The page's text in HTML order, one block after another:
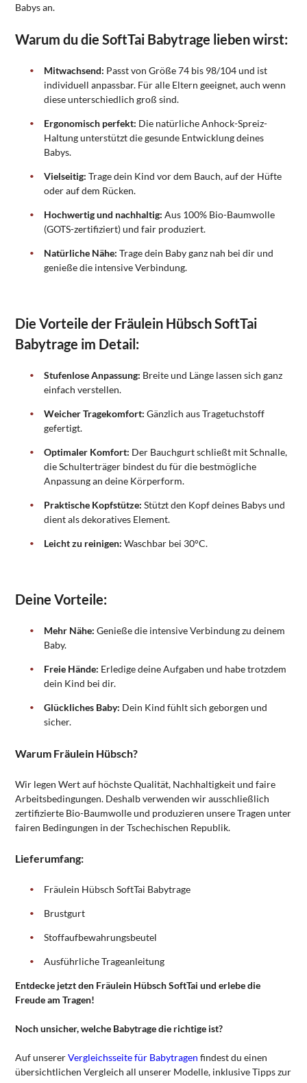
Babys an.
Warum du die SoftTai Babytrage lieben wirst:
Mitwachsend: Passt von Größe 74 bis 98/104 und ist
individuell anpassbar. Für alle Eltern geeignet, auch wenn
diese unterschiedlich groß sind.
Ergonomisch perfekt: Die natürliche Anhock-Spreiz-
Haltung unterstützt die gesunde Entwicklung deines
Babys.
Vielseitig:Trage dein Kind vor dem Bauch, auf der Hüfte
oder auf dem Rücken.
Hochwertig und nachhaltig:Aus 100% Bio-Baumwolle
(GOTS-zertifiziert) und fair produziert.
Natürliche Nähe:Trage dein Baby ganz nah bei dir und
genieße die intensive Verbindung.
Die Vorteile der Fräulein Hübsch SoftTai
Babytrage im Detail:
Stufenlose Anpassung: Breite und Länge lassen sich ganz
einfach verstellen.
Weicher Tragekomfort:Gänzlich aus Tragetuchstoff
gefertigt.
Optimaler Komfort: Der Bauchgurt schließt mit Schnalle,
die Schulterträger bindest du für die bestmögliche
Anpassung an deine Körperform.
Praktische Kopfstütze:Stützt den Kopf deines Babys und
dient als dekoratives Element.
Leicht zu reinigen: Waschbar bei 30°C.
Deine Vorteile:
Mehr Nähe:Genieße die intensive Verbindung zu deinem
Baby.
Freie Hände: Erledige deine Aufgaben und habe trotzdem
dein Kind bei dir.
Glückliches Baby: Dein Kind fühlt sich geborgen und
sicher.
Warum Fräulein Hübsch?
Wir legen Wert auf höchste Qualität, Nachhaltigkeit und faire
Arbeitsbedingungen. Deshalb verwenden wir ausschließlich
zertifizierte Bio-Baumwolle und produzieren unsere Tragen unter
fairen Bedingungen in der Tschechischen Republik.
Lieferumfang:
Fräulein Hübsch SoftTai Babytrage
Brustgurt
Stoffaufbewahrungsbeutel
Ausführliche Trageanleitung
Entdecke jetzt den Fräulein Hübsch SoftTai und erlebe die
Freude am Tragen!
Noch unsicher, welche Babytrage die richtige ist?
Auf unsererVergleichsseite für Babytragen findest du einen
übersichtlichen Vergleich all unserer Modelle, inklusive Tipps zur